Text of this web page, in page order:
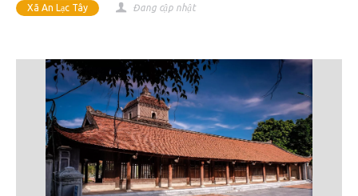
Xã An Lạc Tây Đang cập nhật